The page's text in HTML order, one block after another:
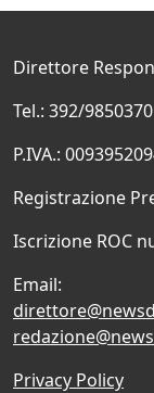
Direttore
Tel.: 392/9850370
P.IVA.:
Registrazione
Iscrizione ROC
Email:
Privacy Policy